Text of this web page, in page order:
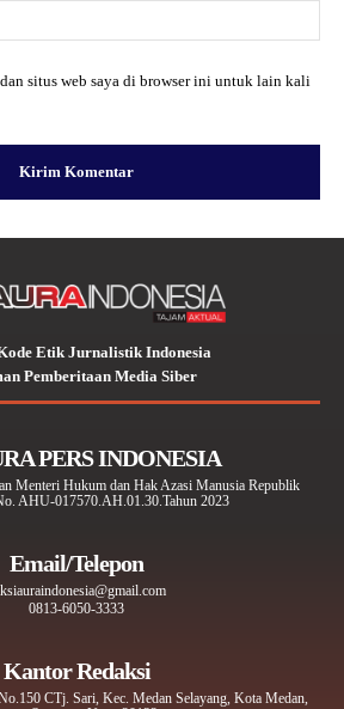
situs web saya di browser ini untuk lain kali
Etik Jurnalistik Indonesia
Pemberitaan Media Siber
PERS INDONESIA
Menteri Hukum dan Hak Azasi Manusia Republik
AHU-017570.AH.01.30.Tahun 2023
Email/Telepon
0813-6050-3333
Kantor Redaksi
CTj. Sari, Kec. Medan Selayang, Kota Medan,